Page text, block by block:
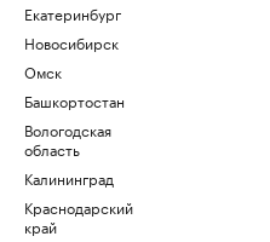
Екатеринбург
Новосибирск
Омск
Башкортостан
Вологодская
область
Калининград
Краснодарский
край